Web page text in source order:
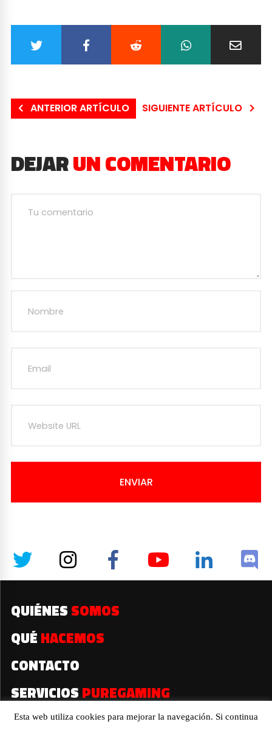
ANTERIOR ARTÍCULO SIGUIENTE ARTÍCULO
DEJARUN COMENTARIO
ENVIAR
QUIÉNES SOMOS
QUÉ HACEMOS
CONTACTO
SERVICIOS PUREGAMING
Esta web utiliza cookies para mejorar la navegación. Si continua